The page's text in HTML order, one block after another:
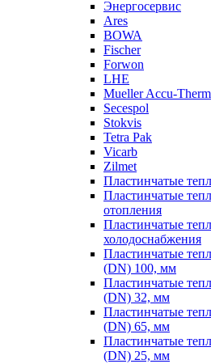
Энергосервис
Ares
BOWA
Fischer
Forwon
LHE
Mueller Accu-Therm
Secespol
Stokvis
Tetra Pak
Vicarb
Zilmet
Пластинчатые
Пластинчатые
отопления
Пластинчатые
холодоснабжения
Пластинчатые
(DN) 100, мм
Пластинчатые
(DN) 32, мм
Пластинчатые
(DN) 65, мм
Пластинчатые
(DN) 25, мм